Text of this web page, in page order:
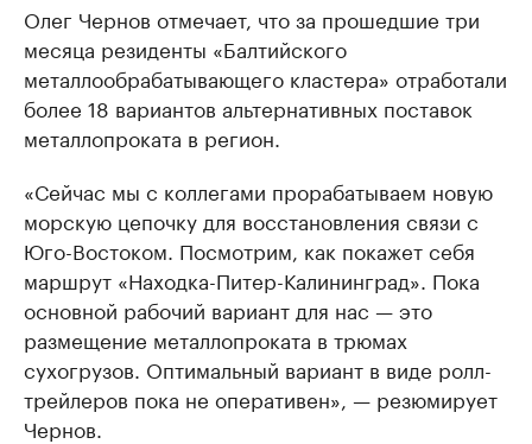
Олег Чернов отмечает, что за прошедшие три
месяца резиденты «Балтийского
металлообрабатывающего кластера» отработали
более 18 вариантов альтернативных поставок
металлопроката в регион.
«Сейчас мы с коллегами прорабатываем новую
морскую цепочку для восстановления связи с
Юго-Востоком. Посмотрим, как покажет себя
маршрут «Находка-Питер-Калининград». Пока
основной рабочий вариант для нас — это
размещение металлопроката в трюмах
сухогрузов. Оптимальный вариант в виде ролл-
трейлеров пока не оперативен», — резюмирует
Чернов.